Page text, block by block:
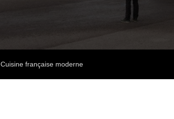
Cuisine française moderne